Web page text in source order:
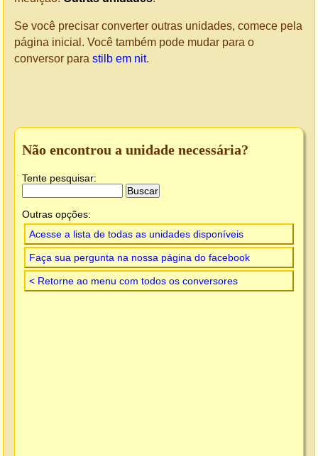
Se você precisar converter outras unidades, comece pela
página inicial. Você também pode mudar para o
conversor para stilb em nit.
Não encontrou a unidade necessária?
Tente pesquisar:
Outras opções:
Acesse a lista de todas as unidades disponíveis
Faça sua pergunta na nossa página do facebook
< Retorne ao menu com todos os conversores